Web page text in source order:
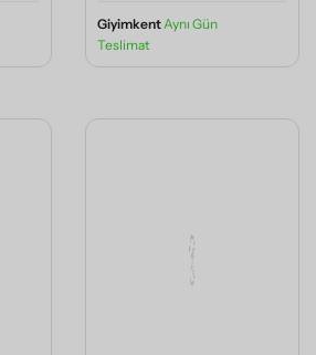
Giyimkent Aynı Gün
Teslimat